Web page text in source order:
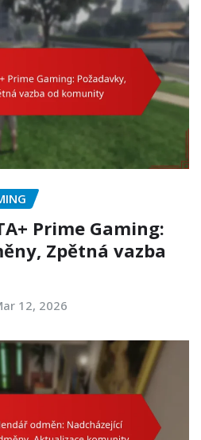
Prime Gaming:
Zpětná vazba
12, 2026